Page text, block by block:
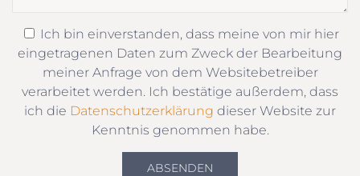
Ich bin einverstanden, dass meine von mir hier
eingetragenen Daten zum Zweck der Bearbeitung
meiner Anfrage von dem Websitebetreiber
verarbeitet werden. Ich bestätige außerdem, dass
ich die Datenschutzerklärung dieser Website zur
Kenntnis genommen habe.
ABSENDEN